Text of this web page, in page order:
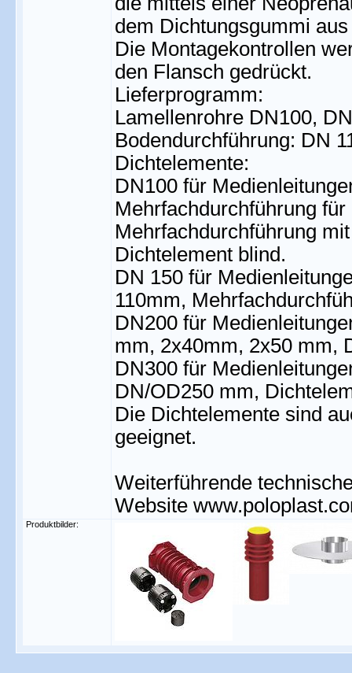
dem Dichtungsgummi
Die Montagekontrollen
den Flansch gedrückt.
Lieferprogramm:
Lamellenrohre DN100,
Bodendurchführung: DN
Dichtelemente:
DN100 für
Mehrfachdurchführung
Mehrfachdurchführung
Dichtelement blind.
DN 150 für
110mm,
DN200 für
mm, 2x40mm, 2x50 mm,
DN300 für
DN/OD250 mm,
Die Dichtelemente sind
geeignet.
Weiterführende
Website
Produktbilder: